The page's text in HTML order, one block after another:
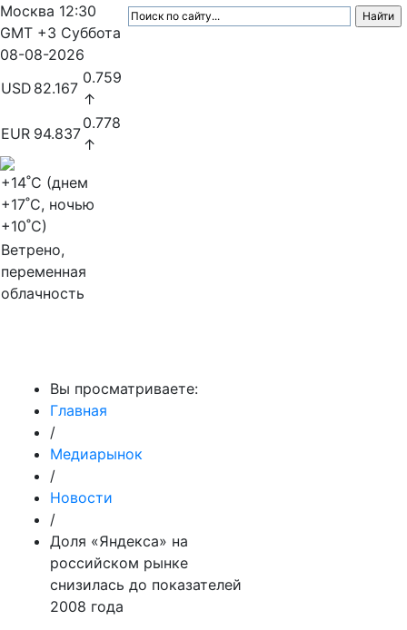
Москва 12:30
GMT +3 Суббота
08-08-2026
USD 82.167
0.759
↑
EUR 94.837
0.778
↑
+14˚C (днем
+17˚C, ночью
+10˚C)
Ветрено,
переменная
облачность
Вы просматриваете:
Главная
/
Медиарынок
/
Новости
/
Доля «Яндекса» на
российском рынке
снизилась до показателей
2008 года